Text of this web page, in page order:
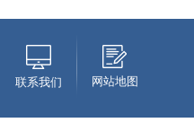
联系我们 网站地图